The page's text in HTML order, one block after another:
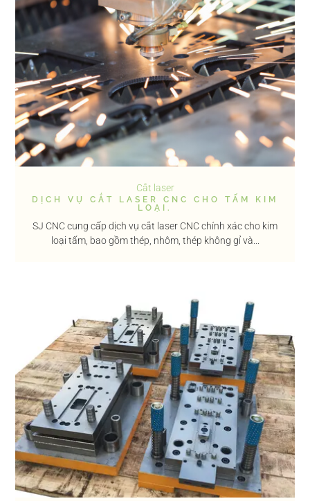
Cắt laser
DỊCH VỤ CẮT LASER CNC CHO TẤM KIM
LOẠI.
SJ CNC cung cấp dịch vụ cắt laser CNC chính xác cho kim
loại tấm, bao gồm thép, nhôm, thép không gỉ và...